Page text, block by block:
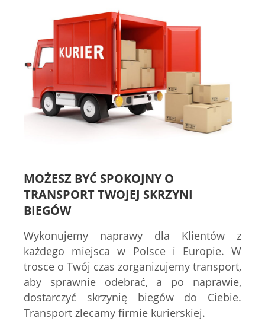
MOŻESZ BYĆ SPOKOJNY O
TRANSPORT TWOJEJ SKRZYNI
BIEGÓW
Wykonujemy naprawy dla Klientów z
każdego miejsca w Polsce i Europie. W
trosce o Twój czas zorganizujemy transport,
aby sprawnie odebrać, a po naprawie,
dostarczyć skrzynię biegów do Ciebie.
Transport zlecamy firmie kurierskiej.